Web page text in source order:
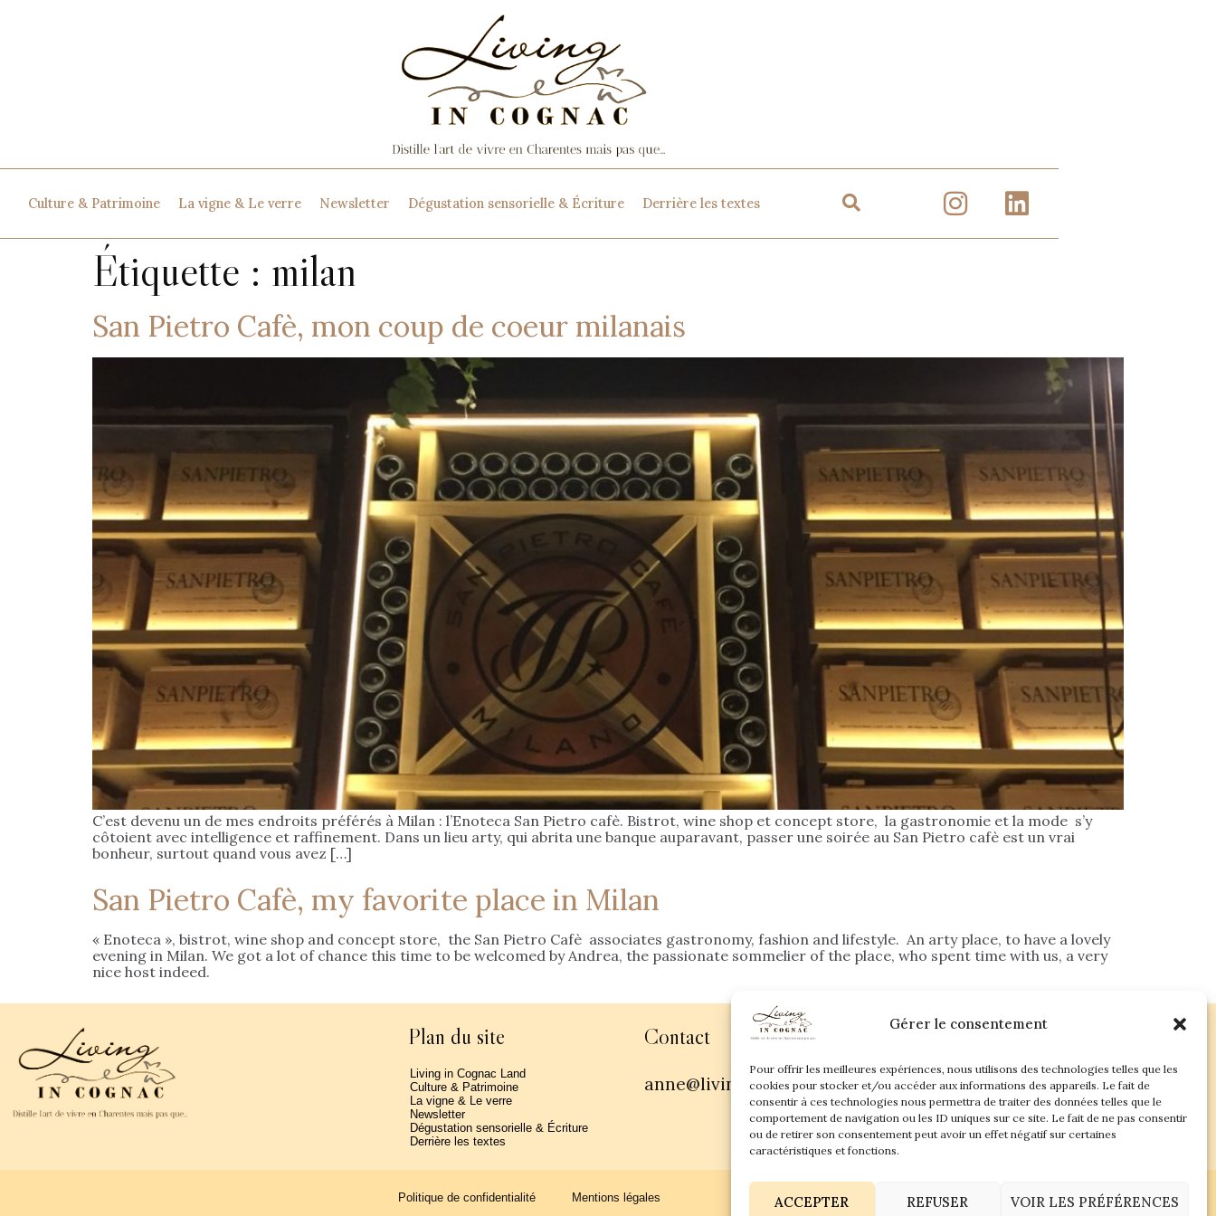
Gérer le consentement
Pour offrir les meilleures expériences, nous utilisons des technologies telles que les
cookies pour stocker et/ou accéder aux informations des appareils. Le fait de
consentir à ces technologies nous permettra de traiter des données telles que le
comportement de navigation ou les ID uniques sur ce site. Le fait de ne pas consentir
ou de retirer son consentement peut avoir un effet négatif sur certaines
caractéristiques et fonctions.
ACCEPTER REFUSER VOIR LES PRÉFÉRENCES
Culture & Patrimoine La vigne & Le verre Newsletter Dégustation sensorielle & Écriture Derrière les textes
Étiquette : milan
San Pietro Cafè, mon coup de coeur milanais
C’est devenu un de mes endroits préférés à Milan : l’Enoteca San Pietro cafè. Bistrot, wine shop et concept store, la gastronomie et la mode s’y
côtoient avec intelligence et raffinement. Dans un lieu arty, qui abrita une banque auparavant, passer une soirée au San Pietro cafè est un vrai
bonheur, surtout quand vous avez […]
San Pietro Cafè, my favorite place in Milan
« Enoteca », bistrot, wine shop and concept store, the San Pietro Cafè associates gastronomy, fashion and lifestyle. An arty place, to have a lovely
evening in Milan. We got a lot of chance this time to be welcomed by Andrea, the passionate sommelier of the place, who spent time with us, a very
nice host indeed.
Plan du site
Living in Cognac Land
Culture & Patrimoine
La vigne & Le verre
Newsletter
Dégustation sensorielle & Écriture
Derrière les textes
Contact
anne@livingincognac.com
Politique de confidentialité Mentions légales